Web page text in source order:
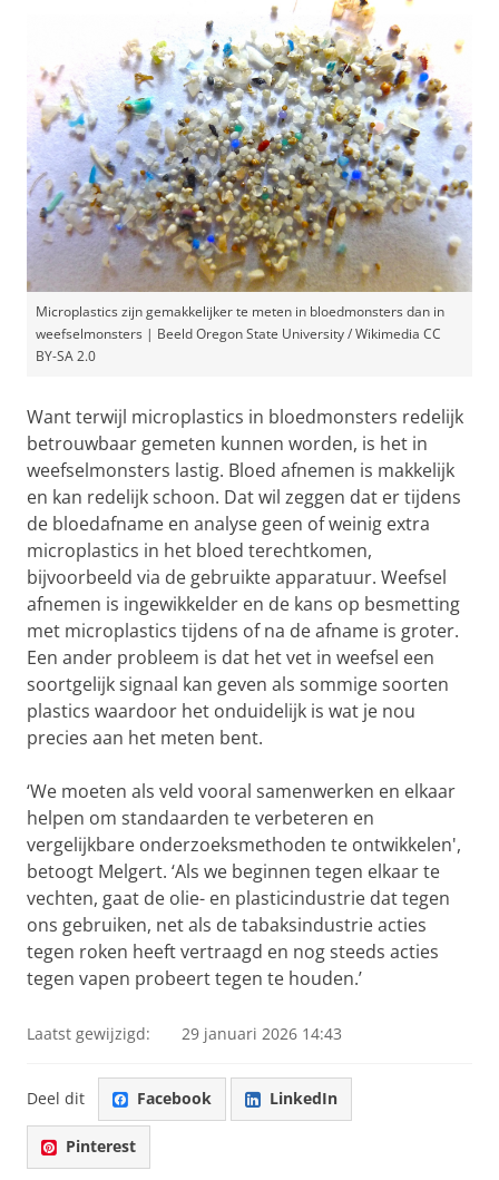
Microplastics zijn gemakkelijker te meten in bloedmonsters dan in
weefselmonsters | Beeld Oregon State University / Wikimedia CC
BY-SA 2.0
Want terwijl microplastics in bloedmonsters redelijk
betrouwbaar gemeten kunnen worden, is het in
weefselmonsters lastig. Bloed afnemen is makkelijk
en kan redelijk schoon. Dat wil zeggen dat er tijdens
de bloedafname en analyse geen of weinig extra
microplastics in het bloed terechtkomen,
bijvoorbeeld via de gebruikte apparatuur. Weefsel
afnemen is ingewikkelder en de kans op besmetting
met microplastics tijdens of na de afname is groter.
Een ander probleem is dat het vet in weefsel een
soortgelijk signaal kan geven als sommige soorten
plastics waardoor het onduidelijk is wat je nou
precies aan het meten bent.
‘We moeten als veld vooral samenwerken en elkaar
helpen om standaarden te verbeteren en
vergelijkbare onderzoeksmethoden te ontwikkelen',
betoogt Melgert. ‘Als we beginnen tegen elkaar te
vechten, gaat de olie- en plasticindustrie dat tegen
ons gebruiken, net als de tabaksindustrie acties
tegen roken heeft vertraagd en nog steeds acties
tegen vapen probeert tegen te houden.’
Laatst gewijzigd: 29 januari 2026 14:43
Deel dit Facebook LinkedIn
Pinterest